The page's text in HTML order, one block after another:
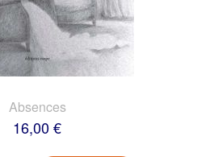
Absences
16,00 €